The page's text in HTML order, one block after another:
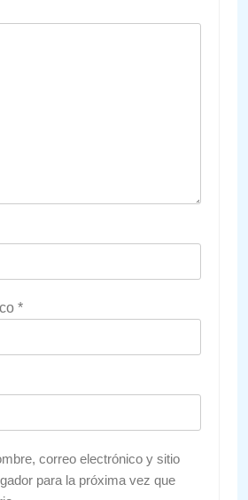
*
correo electrónico y sitio
para la próxima vez que